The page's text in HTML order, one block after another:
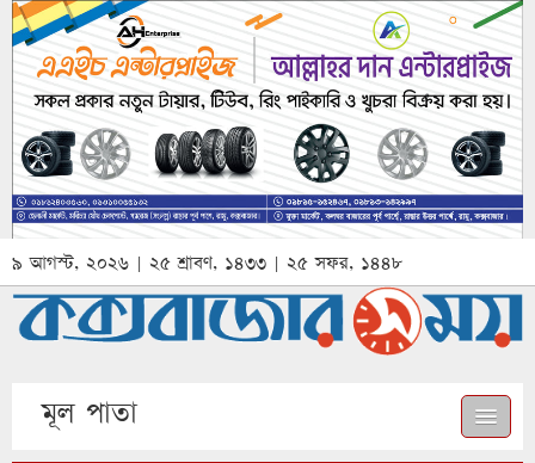
৯ আগস্ট, ২০২৬ | ২৫ শ্রাবণ, ১৪৩৩ | ২৫ সফর, ১৪৪৮
মূল পাতা